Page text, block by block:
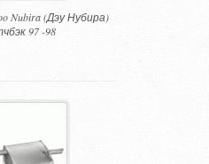
Nubira (Дэу Нубира)
97 -98